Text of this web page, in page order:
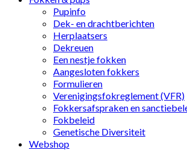
Pupinfo
Dek- en drachtberichten
Herplaatsers
Dekreuen
Een nestje fokken
Aangesloten fokkers
Formulieren
Verenigingsfokreglement (VFR)
Fokkersafspraken en
Fokbeleid
Genetische Diversiteit
Webshop